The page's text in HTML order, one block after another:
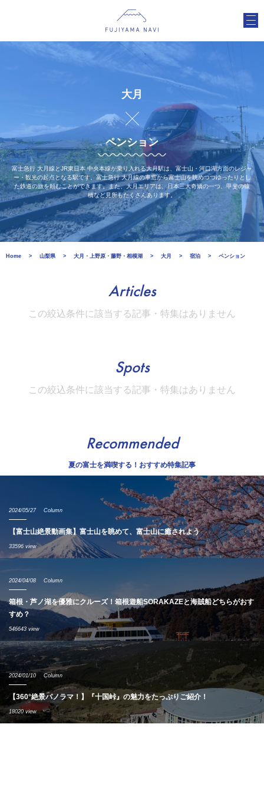
大月
ペンション
富士急行 大月線とJR東日本 中央本線が乗り入れる大月駅は、富士山・河口湖方面のレジャ
ー・観光の起点となる駅です。富士急行 大月線の車窓から富士山を眺めつつゆったりとし
た鉄道の旅を頼むことができます。また、大月エリアは、日本三大奇矯の一つ、甲斐の猿
橋など見所もたくさんあります。
Home 山梨県 大月・上野原・藤野・相模湖 大月 宿泊 ペンション
Articles
この絞込条件に該当する記事・特集はありません
Spots
この絞込条件に該当する記事・特集はありません
Recommended
夏の富士を満喫する！おすすめ特集記事
2024/05/27 Column
【富士山絶景動画集】富士山を眺めて、富士山に癒されよう
33596 view
2024/04/08 Column
箱根・芦ノ湖を優雅にクルーズ！箱根遊船SORAKAZEと海賊船どちらがおす
すめ？
546643 view
2024/01/10 Column
【360°絶景パノラマ！】『十国峠』の魅力をたっぷりご紹介！
18020 view